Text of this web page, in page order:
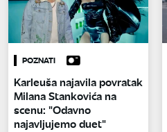
POZNATI
Karleuša najavila povratak
Milana Stankovića na
scenu: "Odavno
najavljujemo duet"